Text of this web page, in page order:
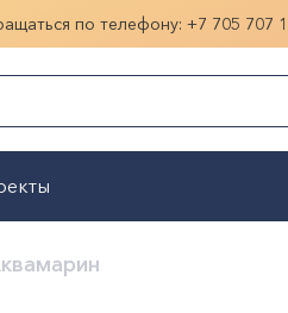
по телефону: +7 705 707
Показать больше